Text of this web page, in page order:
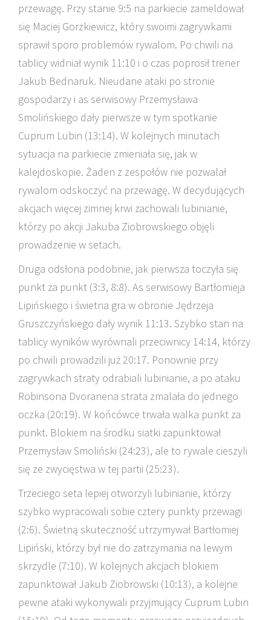
przewagę. Przy stanie 9:5 na parkiecie zameldował
się Maciej Gorzkiewicz, który swoimi zagrywkami
sprawił sporo problemów rywalom. Po chwili na
tablicy widniał wynik 11:10 i o czas poprosił trener
Jakub Bednaruk. Nieudane ataki po stronie
gospodarzy i as serwisowy Przemysława
Smolińskiego dały pierwsze w tym spotkanie
Cuprum Lubin (13:14). W kolejnych minutach
sytuacja na parkiecie zmieniała się, jak w
kalejdoskopie. Żaden z zespołów nie pozwalał
rywalom odskoczyć na przewagę. W decydujących
akcjach więcej zimnej krwi zachowali lubinianie,
którzy po akcji Jakuba Ziobrowskiego objęli
prowadzenie w setach.
Druga odsłona podobnie, jak pierwsza toczyła się
punkt za punkt (3:3, 8:8). As serwisowy Bartłomieja
Lipińskiego i świetna gra w obronie Jędrzeja
Gruszczyńskiego dały wynik 11:13. Szybko stan na
tablicy wyników wyrównali przeciwnicy 14:14, którzy
po chwili prowadzili już 20:17. Ponownie przy
zagrywkach straty odrabiali lubinianie, a po ataku
Robinsona Dvoranena strata zmalała do jednego
oczka (20:19). W końcówce trwała walka punkt za
punkt. Blokiem na środku siatki zapunktował
Przemysław Smoliński (24:23), ale to rywale cieszyli
się ze zwycięstwa w tej partii (25:23).
Trzeciego seta lepiej otworzyli lubinianie, którzy
szybko wypracowali sobie cztery punkty przewagi
(2:6). Świetną skuteczność utrzymywał Bartłomiej
Lipiński, którzy był nie do zatrzymania na lewym
skrzydle (7:10). W kolejnych akcjach blokiem
zapunktował Jakub Ziobrowski (10:13), a kolejne
pewne ataki wykonywali przyjmujący Cuprum Lubin